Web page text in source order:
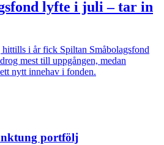
lyfte i juli – tar in
i år fick Spiltan Småbolagsfond
mest till uppgången, medan
nytt innehav i fonden.
portfölj